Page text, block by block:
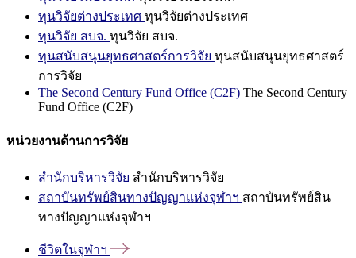
ทุนวิจัยต่างประเทศ ทุนวิจัยต่างประเทศ
ทุนวิจัย สบจ. ทุนวิจัย สบจ.
ทุนสนับสนุนยุทธศาสตร์การวิจัย ทุนสนับสนุนยุทธศาสตร์
การวิจัย
The Second Century Fund Office (C2F) The Second Century
Fund Office (C2F)
หน่วยงานด้านการวิจัย
สำนักบริหารวิจัย สำนักบริหารวิจัย
สถาบันทรัพย์สินทางปัญญาแห่งจุฬาฯ สถาบันทรัพย์สิน
ทางปัญญาแห่งจุฬาฯ
ชีวิตในจุฬาฯ